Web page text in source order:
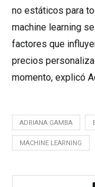
no estáticos para
machine learning
factores que
precios
momento, explicó
ADRIANA GAMBA
MACHINE LEARNING